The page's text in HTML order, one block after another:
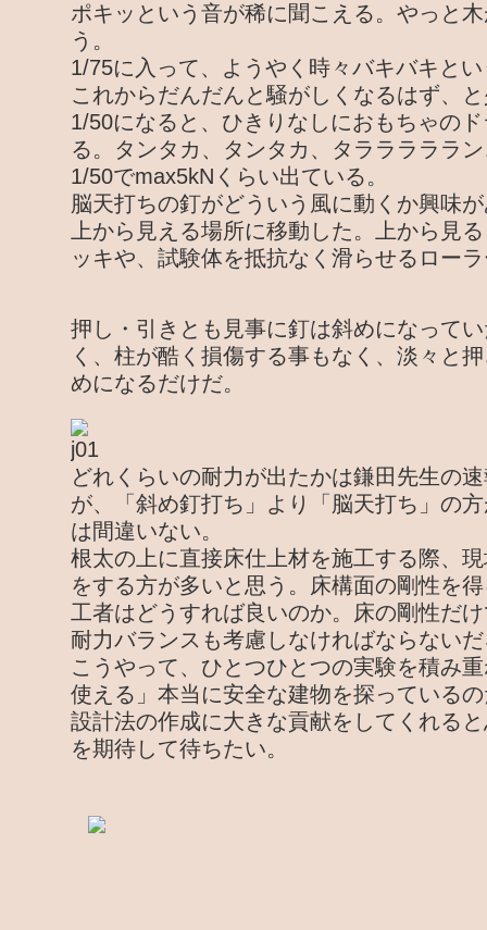
ポキッという音が稀に聞こえる。やっと
う。
1/75に入って、ようやく時々バキバキと
これからだんだんと騒がしくなるはず、
1/50になると、ひきりなしにおもちゃの
る。タンタカ、タンタカ、タラララララ
1/50でmax5kNくらい出ている。
脳天打ちの釘がどういう風に動くか興味
上から見える場所に移動した。上から見
ッキや、試験体を抵抗なく滑らせるロー
押し・引きとも見事に釘は斜めになって
く、柱が酷く損傷する事もなく、淡々と
めになるだけだ。
どれくらいの耐力が出たかは鎌田先生の
が、「斜め釘打ち」より「脳天打ち」の
は間違いない。
根太の上に直接床仕上材を施工する際、
をする方が多いと思う。床構面の剛性を
工者はどうすれば良いのか。床の剛性だ
耐力バランスも考慮しなければならない
こうやって、ひとつひとつの実験を積み
使える」本当に安全な建物を探っている
設計法の作成に大きな貢献をしてくれる
を期待して待ちたい。